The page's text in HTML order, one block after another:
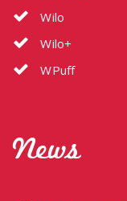
Wilo
Wilo+
WPuff
News